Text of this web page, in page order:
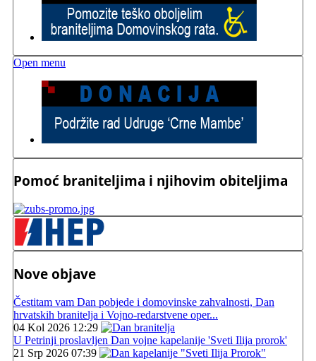
Open menu
Pomoć braniteljima i njihovim obiteljima
Nove objave
Čestitam vam Dan pobjede i domovinske zahvalnosti, Dan
hrvatskih branitelja i Vojno-redarstvene oper...
04 Kol 2026 12:29
U Petrinji proslavljen Dan vojne kapelanije 'Sveti Ilija prorok'
21 Srp 2026 07:39